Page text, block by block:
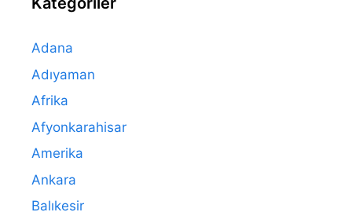
Adana
Adıyaman
Afrika
Afyonkarahisar
Amerika
Ankara
Balıkesir